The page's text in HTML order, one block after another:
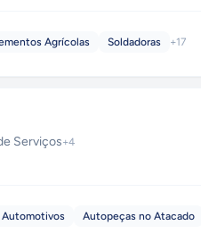
Agrícolas Soldadoras +17
Serviços+4
Autopeças no Atacado